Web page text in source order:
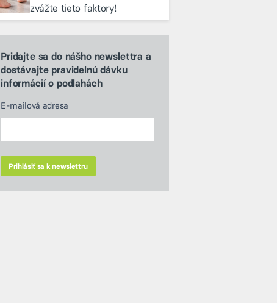
zvážte tieto faktory!
Pridajte sa do nášho newslettra a
dostávajte pravidelnú dávku
informácií o podlahách
E-mailová adresa